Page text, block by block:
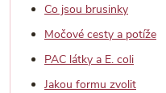
Co jsou brusinky
Močové cesty a potíže
PAC látky a E. coli
Jakou formu zvolit